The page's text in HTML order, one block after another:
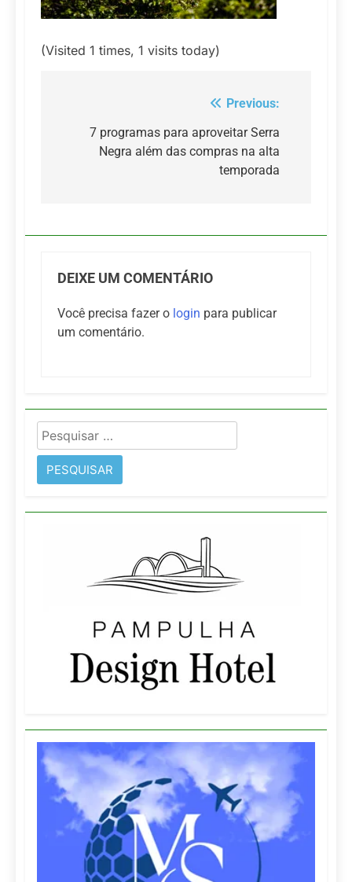
(Visited 1 times, 1 visits today)
Previous:
7 programas para aproveitar Serra
Negra além das compras na alta
temporada
DEIXE UM COMENTÁRIO
Você precisa fazer o login para publicar
um comentário.
Pesquisar
por: